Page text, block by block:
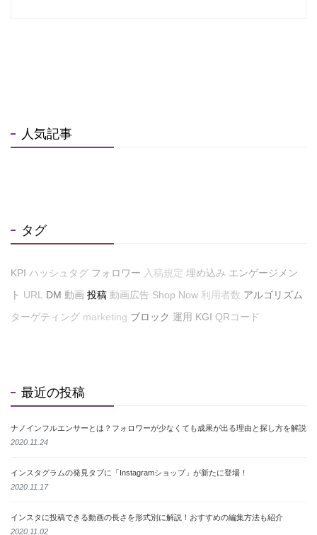
人気記事
タグ
KPI ハッシュタグ フォロワー 入稿規定 埋め込み エンゲージメン
ト URL DM 動画 投稿 動画広告 Shop Now 利用者数 アルゴリズム
ターゲティング marketing ブロック 運用 KGI QRコード
最近の投稿
ナノインフルエンサーとは？フォロワーが少なくても成果が出る理由と探し方を解説
2020.11.24
インスタグラムの発見タブに「Instagramショップ」が新たに登場！
2020.11.17
インスタに投稿できる動画の長さを形式別に解説！おすすめの編集方法も紹介
2020.11.02